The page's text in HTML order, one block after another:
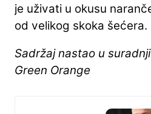
je uživati u okusu
od velikog skoka šećera.
Sadržaj nastao u
Green Orange